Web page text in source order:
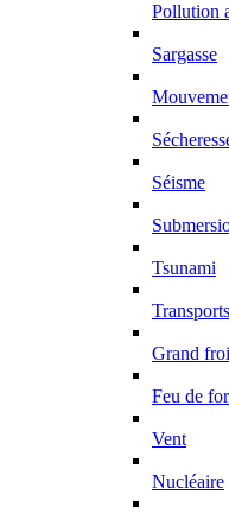
Pollution
Sargasse
Séisme
Tsunami
Grand
Feu de
Vent
Nucléaire